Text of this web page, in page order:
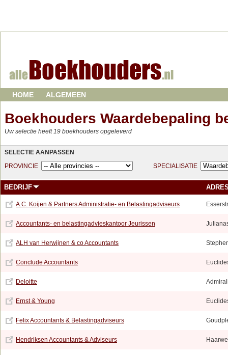
HOME ALGEMEEN
Boekhouders Waardebepaling
Uw selectie heeft 19 boekhouders opgeleverd
SELECTIE AANPASSEN
PROVINCIE
SPECIALISATIE
BEDRIJF
A.C. Koijen & Partners Administratie- en Belastingadviseurs
Accountants- en belastingadvieskantoor Jeurissen
ALH van Herwijnen & co Accountants
Conclude Accountants
Deloitte
Ernst & Young
Felix Accountants & Belastingadviseurs
Hendriksen Accountants & Adviseurs